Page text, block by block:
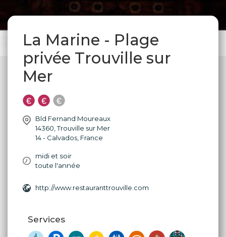
La Marine - Plage
privée Trouville sur
Mer
Bld Fernand Moureaux
14360,Trouville sur Mer
14 - Calvados, France
midi et soir
toute l'année
http://www.restauranttrouville.com
Services